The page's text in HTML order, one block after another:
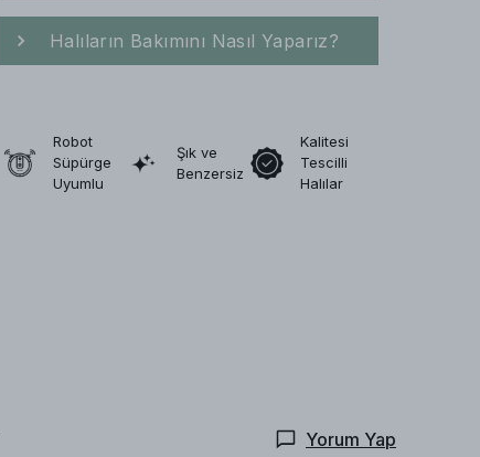
Halıların Bakımını Nasıl Yaparız?
Robot
Süpürge
Uyumlu
Şık ve
Benzersiz
Kalitesi
Tescilli
Halılar
Yorum Yap